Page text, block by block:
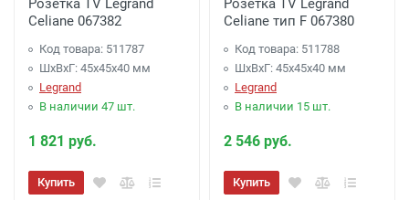
Розетка TV Legrand
Celiane 067382
Код товара: 511787
ШхВхГ: 45x45x40 мм
Legrand
В наличии 47 шт.
1 821 руб.
Купить
Розетка TV Legrand
Celiane тип F 067380
Код товара: 511788
ШхВхГ: 45x45x40 мм
Legrand
В наличии 15 шт.
2 546 руб.
Купить